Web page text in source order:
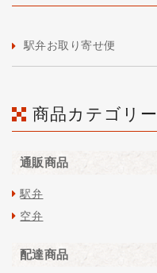
駅弁お取り寄せ便
商品カテゴリー
通販商品
駅弁
空弁
配達商品